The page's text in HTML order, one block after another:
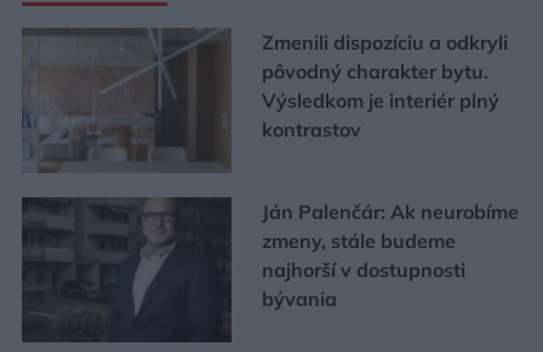
Zmenili dispozíciu a odkryli
pôvodný charakter bytu.
Výsledkom je interiér plný
kontrastov
Ján Palenčár: Ak neurobíme
zmeny, stále budeme
najhorší v dostupnosti
bývania